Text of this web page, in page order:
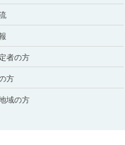
者の方
方
域の方